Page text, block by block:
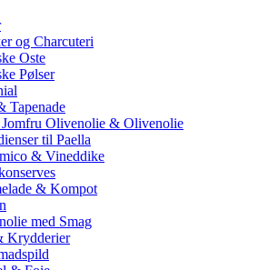
og Charcuteri
Oste
Pølser
Tapenade
Olivenolie & Olivenolie
til Paella
& Vineddike
& Kompot
med Smag
Krydderier